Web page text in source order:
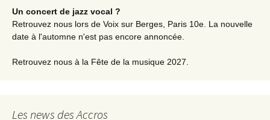
Un concert de jazz vocal ?
Retrouvez nous lors de Voix sur Berges, Paris 10e. La nouvelle
date à l'automne n'est pas encore annoncée.
Retrouvez nous à la Fête de la musique 2027.
Les news des Accros